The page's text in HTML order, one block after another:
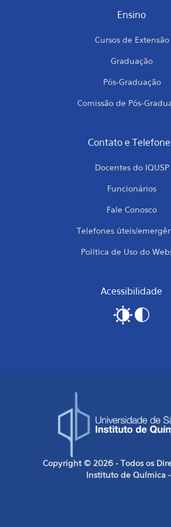
Ensino
Cursos de Extensão
Graduação
Pós-Graduação
Comissão de Pós-
Contato e
Docentes do IQUSP
Funcionários
Fale Conosco
Telefones úteis/
Política de Uso do
Acessibilidade
Copyright © 2026 - Todos os
Instituto de Química -